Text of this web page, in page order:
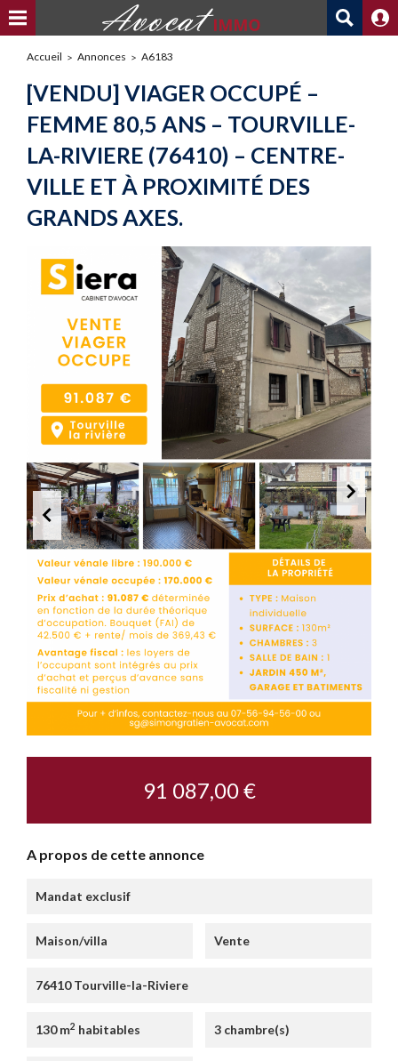
Accueil Annonces A6183
[VENDU] VIAGER OCCUPÉ –
FEMME 80,5 ANS – TOURVILLE-
LA-RIVIERE (76410) – CENTRE-
VILLE ET À PROXIMITÉ DES
GRANDS AXES.
91 087,00 €
A propos de cette annonce
Mandat exclusif
Maison/villa Vente
76410 Tourville-la-Riviere
130 m2 habitables 3 chambre(s)